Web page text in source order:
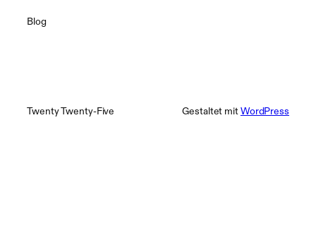
Blog
Twenty Twenty-Five Gestaltet mitWordPress